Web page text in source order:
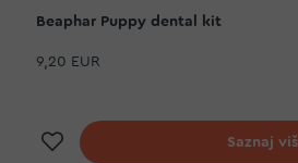
Beaphar Puppy dental kit
9,20 EUR
Saznaj
Dodaj na listu želja